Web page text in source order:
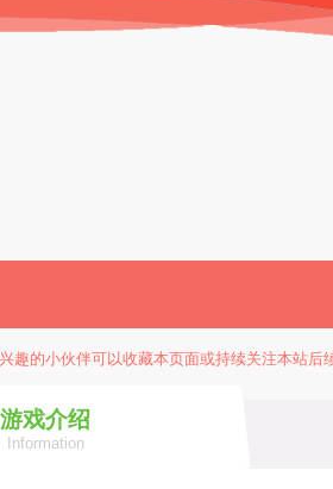
趣的小伙伴可以收藏本页面或持续关注本站后
游戏介绍
Information